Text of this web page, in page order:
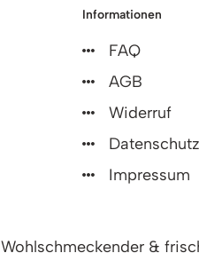
Informationen
FAQ
AGB
Widerruf
Datenschutz
Impressum
Wohlschmeckender &